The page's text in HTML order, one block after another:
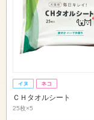
ＣＨタオルシート
25枚×5